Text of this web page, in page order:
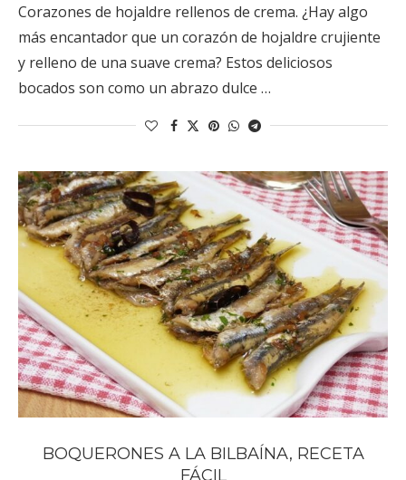
Corazones de hojaldre rellenos de crema. ¿Hay algo
más encantador que un corazón de hojaldre crujiente
y relleno de una suave crema? Estos deliciosos
bocados son como un abrazo dulce …
BOQUERONES A LA BILBAÍNA, RECETA
FÁCIL